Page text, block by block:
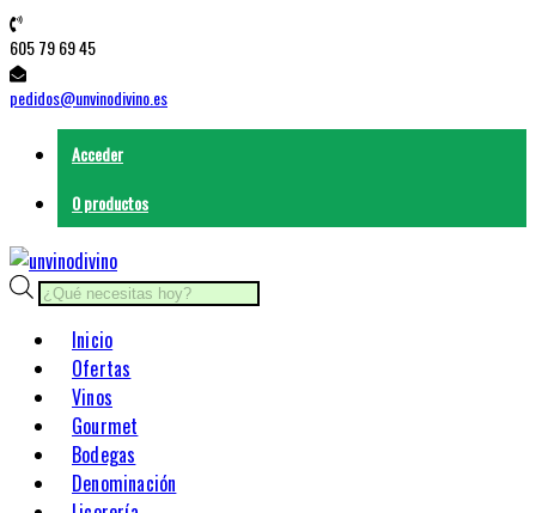
Saltar
contenido
605 79 69 45
pedidos@unvinodivino.es
Acceder
0 productos
Búsqueda
productos
Inicio
Ofertas
Vinos
Gourmet
Bodegas
Denominación